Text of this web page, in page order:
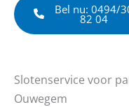
Bel nu: 0494/
82 04
Slotenservice voor
Ouwegem